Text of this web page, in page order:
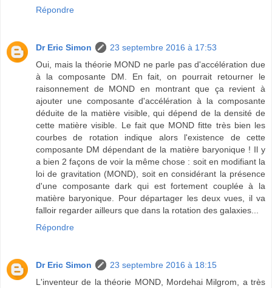
Répondre
Dr Eric Simon
23 septembre 2016 à 17:53
Oui, mais la théorie MOND ne parle pas d'accélération due
à la composante DM. En fait, on pourrait retourner le
raisonnement de MOND en montrant que ça revient à
ajouter une composante d'accélération à la composante
déduite de la matière visible, qui dépend de la densité de
cette matière visible. Le fait que MOND fitte très bien les
courbes de rotation indique alors l'existence de cette
composante DM dépendant de la matière baryonique ! Il y
a bien 2 façons de voir la même chose : soit en modifiant la
loi de gravitation (MOND), soit en considérant la présence
d'une composante dark qui est fortement couplée à la
matière baryonique. Pour départager les deux vues, il va
falloir regarder ailleurs que dans la rotation des galaxies...
Répondre
Dr Eric Simon
23 septembre 2016 à 18:15
L'inventeur de la théorie MOND, Mordehai Milgrom, a très